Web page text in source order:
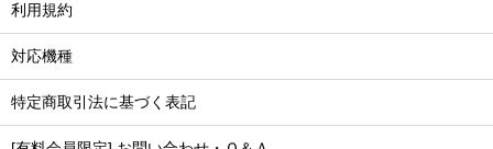
利用規約
対応機種
特定商取引法に基づく表記